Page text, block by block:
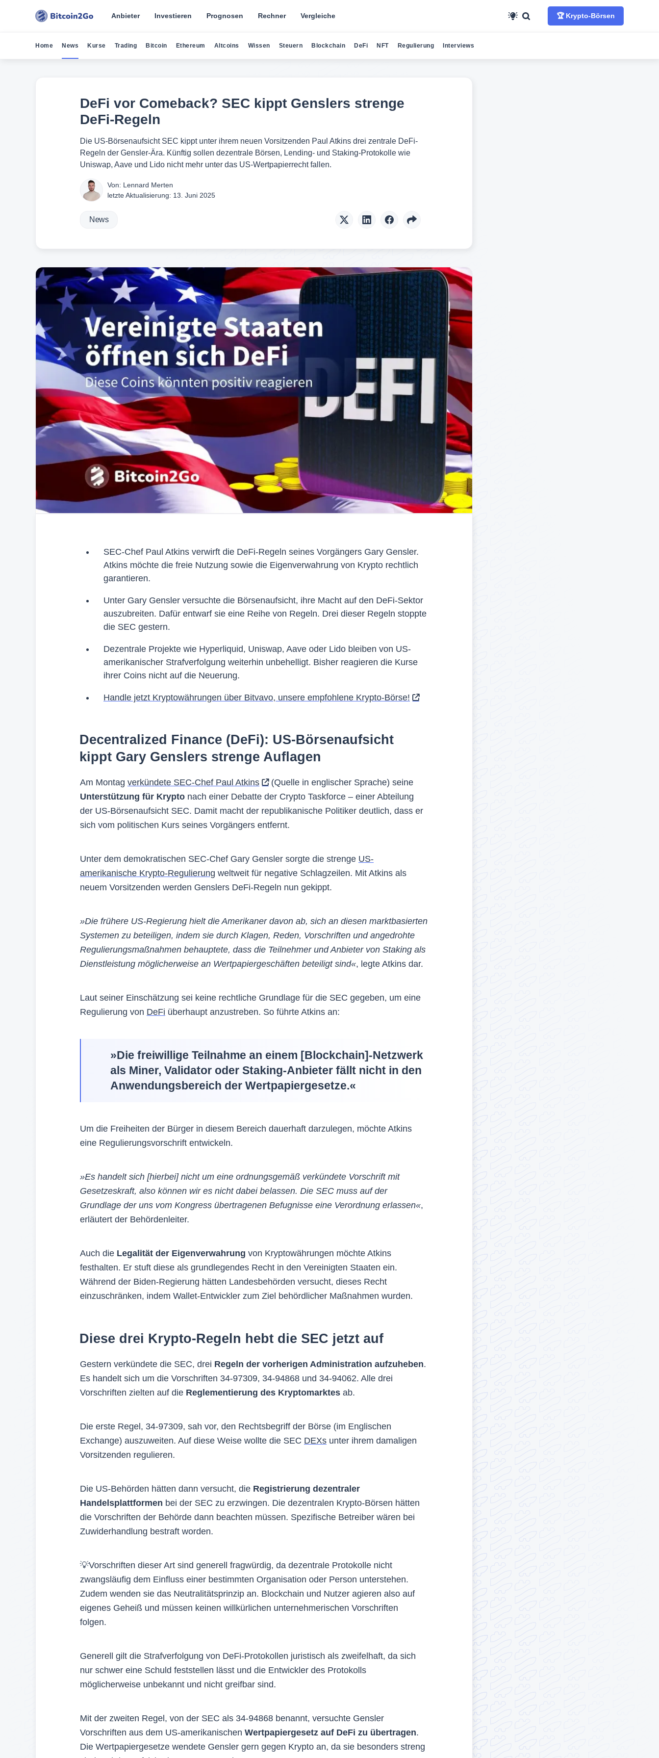
Anbieter Investieren Prognosen Rechner Vergleiche 🏆 Krypto-Börsen
Home News Kurse Trading Bitcoin Ethereum Altcoins Wissen Steuern Blockchain DeFi NFT Regulierung Interviews
DeFi vor Comeback? SEC kippt Genslers strenge
DeFi-Regeln
Die US-Börsenaufsicht SEC kippt unter ihrem neuen Vorsitzenden Paul Atkins drei zentrale DeFi-
Regeln der Gensler-Ära. Künftig sollen dezentrale Börsen, Lending- und Staking-Protokolle wie
Uniswap, Aave und Lido nicht mehr unter das US-Wertpapierrecht fallen.
Von: Lennard Merten
letzte Aktualisierung: 13. Juni 2025
News
SEC-Chef Paul Atkins verwirft die DeFi-Regeln seines Vorgängers Gary Gensler.
Atkins möchte die freie Nutzung sowie die Eigenverwahrung von Krypto rechtlich
garantieren.
Unter Gary Gensler versuchte die Börsenaufsicht, ihre Macht auf den DeFi-Sektor
auszubreiten. Dafür entwarf sie eine Reihe von Regeln. Drei dieser Regeln stoppte
die SEC gestern.
Dezentrale Projekte wie Hyperliquid, Uniswap, Aave oder Lido bleiben von US-
amerikanischer Strafverfolgung weiterhin unbehelligt. Bisher reagieren die Kurse
ihrer Coins nicht auf die Neuerung.
Handle jetzt Kryptowährungen über Bitvavo, unsere empfohlene Krypto-Börse!
Decentralized Finance (DeFi): US-Börsenaufsicht
kippt Gary Genslers strenge Auflagen
Am Montag verkündete SEC-Chef Paul Atkins
(Quelle in englischer Sprache) seine
Unterstützung für Krypto nach einer Debatte der Crypto Taskforce – einer Abteilung
der US-Börsenaufsicht SEC. Damit macht der republikanische Politiker deutlich, dass er
sich vom politischen Kurs seines Vorgängers entfernt.
Unter dem demokratischen SEC-Chef Gary Gensler sorgte die strenge US-
amerikanische Krypto-Regulierung weltweit für negative Schlagzeilen. Mit Atkins als
neuem Vorsitzenden werden Genslers DeFi-Regeln nun gekippt.
»Die frühere US-Regierung hielt die Amerikaner davon ab, sich an diesen marktbasierten
Systemen zu beteiligen, indem sie durch Klagen, Reden, Vorschriften und angedrohte
Regulierungsmaßnahmen behauptete, dass die Teilnehmer und Anbieter von Staking als
Dienstleistung möglicherweise an Wertpapiergeschäften beteiligt sind«, legte Atkins dar.
Laut seiner Einschätzung sei keine rechtliche Grundlage für die SEC gegeben, um eine
Regulierung von DeFi überhaupt anzustreben. So führte Atkins an:
»Die freiwillige Teilnahme an einem [Blockchain]-Netzwerk
als Miner, Validator oder Staking-Anbieter fällt nicht in den
Anwendungsbereich der Wertpapiergesetze.«
Um die Freiheiten der Bürger in diesem Bereich dauerhaft darzulegen, möchte Atkins
eine Regulierungsvorschrift entwickeln.
»Es handelt sich [hierbei] nicht um eine ordnungsgemäß verkündete Vorschrift mit
Gesetzeskraft, also können wir es nicht dabei belassen. Die SEC muss auf der
Grundlage der uns vom Kongress übertragenen Befugnisse eine Verordnung erlassen«,
erläutert der Behördenleiter.
Auch die Legalität der Eigenverwahrung von Kryptowährungen möchte Atkins
festhalten. Er stuft diese als grundlegendes Recht in den Vereinigten Staaten ein.
Während der Biden-Regierung hätten Landesbehörden versucht, dieses Recht
einzuschränken, indem Wallet-Entwickler zum Ziel behördlicher Maßnahmen wurden.
Diese drei Krypto-Regeln hebt die SEC jetzt auf
Gestern verkündete die SEC, drei Regeln der vorherigen Administration aufzuheben.
Es handelt sich um die Vorschriften 34-97309, 34-94868 und 34-94062. Alle drei
Vorschriften zielten auf die Reglementierung des Kryptomarktes ab.
Die erste Regel, 34-97309, sah vor, den Rechtsbegriff der Börse (im Englischen
Exchange) auszuweiten. Auf diese Weise wollte die SEC DEXs unter ihrem damaligen
Vorsitzenden regulieren.
Die US-Behörden hätten dann versucht, die Registrierung dezentraler
Handelsplattformen bei der SEC zu erzwingen. Die dezentralen Krypto-Börsen hätten
die Vorschriften der Behörde dann beachten müssen. Spezifische Betreiber wären bei
Zuwiderhandlung bestraft worden.
💡Vorschriften dieser Art sind generell fragwürdig, da dezentrale Protokolle nicht
zwangsläufig dem Einfluss einer bestimmten Organisation oder Person unterstehen.
Zudem wenden sie das Neutralitätsprinzip an. Blockchain und Nutzer agieren also auf
eigenes Geheiß und müssen keinen willkürlichen unternehmerischen Vorschriften
folgen.
Generell gilt die Strafverfolgung von DeFi-Protokollen juristisch als zweifelhaft, da sich
nur schwer eine Schuld feststellen lässt und die Entwickler des Protokolls
möglicherweise unbekannt und nicht greifbar sind.
Mit der zweiten Regel, von der SEC als 34-94868 benannt, versuchte Gensler
Vorschriften aus dem US-amerikanischen Wertpapiergesetz auf DeFi zu übertragen.
Die Wertpapiergesetze wendete Gensler gern gegen Krypto an, da sie besonders streng